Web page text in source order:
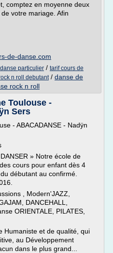
comptez en moyenne deux
votre mariage. Afin
de-danse.com
particulier / tarif cours de
n roll debutant/ danse de
rock n roll
Toulouse -
Sers
- ABACADANSE - Nadÿn
» Notre école de
cours pour enfant dès 4
débutant au confirmé.
, Modern'JAZZ,
DANCEHALL,
ORIENTALE, PILATES,
Humaniste et de qualité, qui
au Développement
dans le plus grand...